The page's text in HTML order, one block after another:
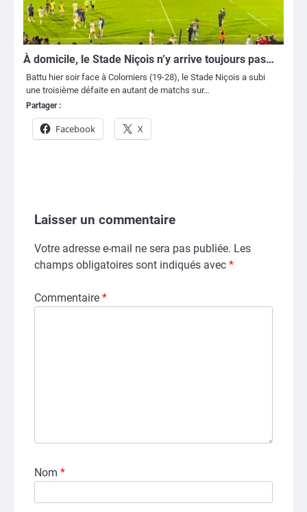
À domicile, le Stade Niçois n’y arrive toujours pas…
Battu hier soir face à Colomiers (19-28), le Stade Niçois a subi
une troisième défaite en autant de matchs sur…
Partager :
Facebook X
Laisser un commentaire
Votre adresse e-mail ne sera pas publiée. Les
champs obligatoires sont indiqués avec *
Commentaire *
Nom *